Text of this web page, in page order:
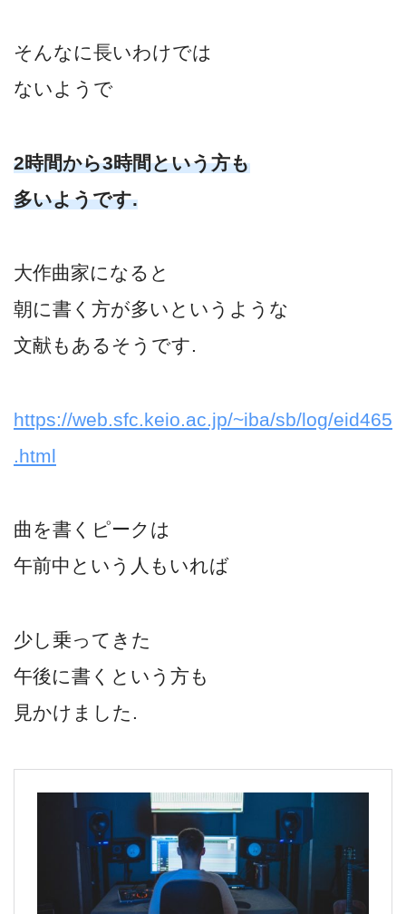
そんなに長いわけでは
ないようで
2時間から3時間という方も
多いようです.
大作曲家になると
朝に書く方が多いというような
文献もあるそうです.
https://web.sfc.keio.ac.jp/~iba/sb/log/eid465
.html
曲を書くピークは
午前中という人もいれば
少し乗ってきた
午後に書くという方も
見かけました.